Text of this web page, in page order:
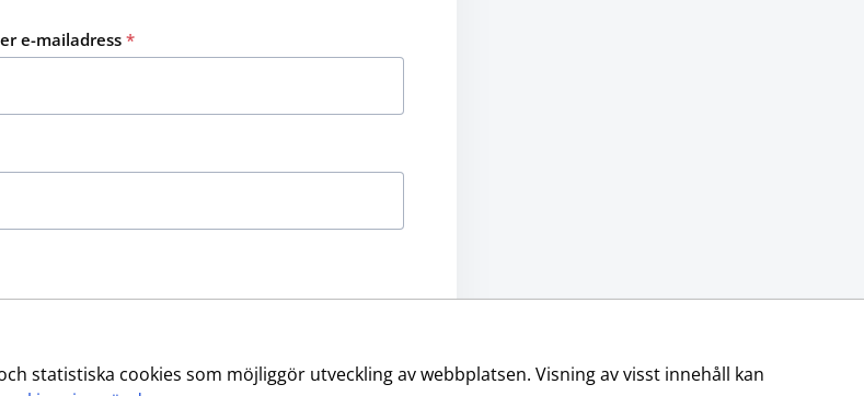
statistiska cookies som möjliggör utveckling av webbplatsen. Visning av visst innehåll kan
e-mailadress